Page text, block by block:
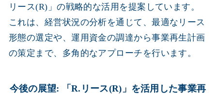
リース(R)」の戦略的な活用を提案しています。
これは、経営状況の分析を通じて、最適なリース
形態の選定や、運用資金の調達から事業再生計画
の策定まで、多角的なアプローチを行います。
今後の展望: 「R.リース(R)」を活用した事業再